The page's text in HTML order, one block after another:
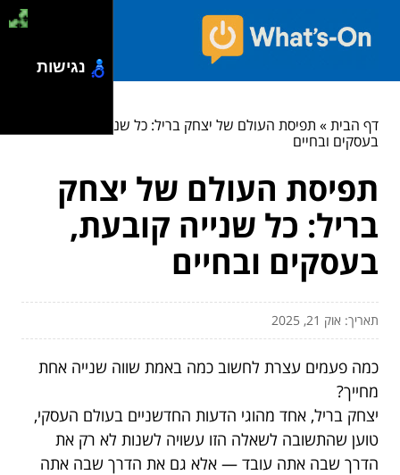
דף הבית» תפיסת העולם של יצחק בריל: כל שנייה קובעת,
בעסקים ובחיים
תפיסת העולם של יצחק
בריל: כל שנייה קובעת,
בעסקים ובחיים
תאריך: אוק 21, 2025
כמה פעמים עצרת לחשוב כמה באמת שווה שנייה אחת
מחייך?
יצחק בריל, אחד מהוגי הדעות החדשניים בעולם העסקי,
טוען שהתשובה לשאלה הזו עשויה לשנות לא רק את
הדרך שבה אתה עובד — אלא גם את הדרך שבה אתה
נגישות